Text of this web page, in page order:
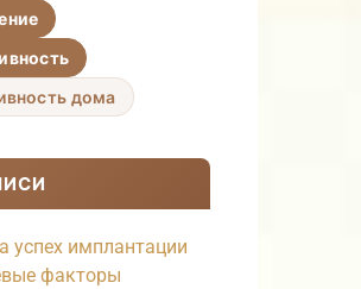
дома
успех имплантации
факторы